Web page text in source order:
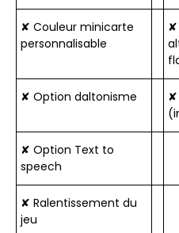
✘ Couleur minicarte
personnalisable
✘
✘ Option daltonisme
✘
✘ Option Text to
speech
✘ Ralentissement du
jeu